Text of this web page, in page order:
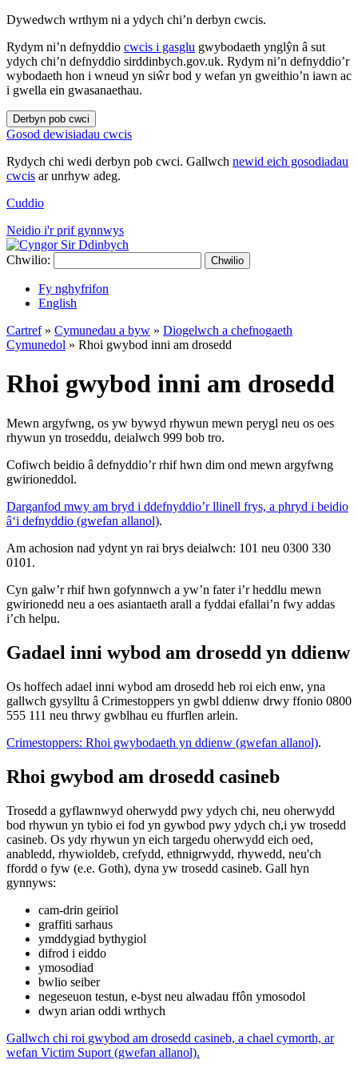
Dywedwch wrthym ni a ydych chi’n derbyn cwcis.
Rydym ni’n defnyddio cwcis i gasglu gwybodaeth ynglŷn â sut
ydych chi’n defnyddio sirddinbych.gov.uk. Rydym ni’n defnyddio’r
wybodaeth hon i wneud yn siŵr bod y wefan yn gweithio’n iawn ac
i gwella ein gwasanaethau.
Derbyn pob cwci
Gosod dewisiadau cwcis
Rydych chi wedi derbyn pob cwci. Gallwch newid eich gosodiadau
cwcis ar unrhyw adeg.
Cuddio
Neidio i'r prif gynnwys
Chwilio: Chwilio
Fy nghyfrifon
English
Cartref» Cymunedau a byw » Diogelwch a chefnogaeth
Cymunedol » Rhoi gwybod inni am drosedd
Rhoi gwybod inni am drosedd
Mewn argyfwng, os yw bywyd rhywun mewn perygl neu os oes
rhywun yn troseddu, deialwch 999 bob tro.
Cofiwch beidio â defnyddio’r rhif hwn dim ond mewn argyfwng
gwirioneddol.
Darganfod mwy am bryd i ddefnyddio’r llinell frys, a phryd i beidio
â‘i defnyddio (gwefan allanol).
Am achosion nad ydynt yn rai brys deialwch: 101 neu 0300 330
0101.
Cyn galw’r rhif hwn gofynnwch a yw’n fater i’r heddlu mewn
gwirionedd neu a oes asiantaeth arall a fyddai efallai’n fwy addas
i’ch helpu.
Gadael inni wybod am drosedd yn ddienw
Os hoffech adael inni wybod am drosedd heb roi eich enw, yna
gallwch gysylltu â Crimestoppers yn gwbl ddienw drwy ffonio 0800
555 111 neu thrwy gwblhau eu ffurflen arlein.
Crimestoppers: Rhoi gwybodaeth yn ddienw (gwefan allanol).
Rhoi gwybod am drosedd casineb
Trosedd a gyflawnwyd oherwydd pwy ydych chi, neu oherwydd
bod rhywun yn tybio ei fod yn gywbod pwy ydych ch,i yw trosedd
casineb. Os ydy rhywun yn eich targedu oherwydd eich oed,
anabledd, rhywioldeb, crefydd, ethnigrwydd, rhywedd, neu'ch
ffordd o fyw (e.e. Goth), dyna yw trosedd casineb. Gall hyn
gynnyws:
cam-drin geiriol
graffiti sarhaus
ymddygiad bythygiol
difrod i eiddo
ymosodiad
bwlio seiber
negeseuon testun, e-byst neu alwadau ffôn ymosodol
dwyn arian oddi wrthych
Gallwch chi roi gwybod am drosedd casineb, a chael cymorth, ar
wefan Victim Suport (gwefan allanol).